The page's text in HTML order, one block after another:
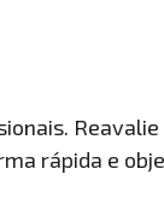
rápida e